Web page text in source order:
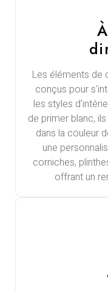
Les éléments
conçus pour
les styles
de primer blanc,
dans la couleur
une
corniches,
offrant un